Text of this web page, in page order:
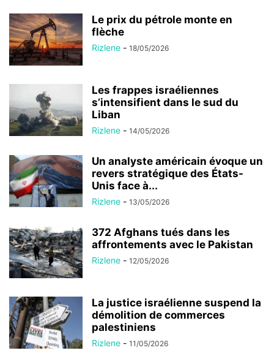
Le prix du pétrole monte en
flèche
Rizlene - 18/05/2026
Les frappes israéliennes
s’intensifient dans le sud du
Liban
Rizlene - 14/05/2026
Un analyste américain évoque un
revers stratégique des États-
Unis face à...
Rizlene - 13/05/2026
372 Afghans tués dans les
affrontements avec le Pakistan
Rizlene - 12/05/2026
La justice israélienne suspend la
démolition de commerces
palestiniens
Rizlene - 11/05/2026